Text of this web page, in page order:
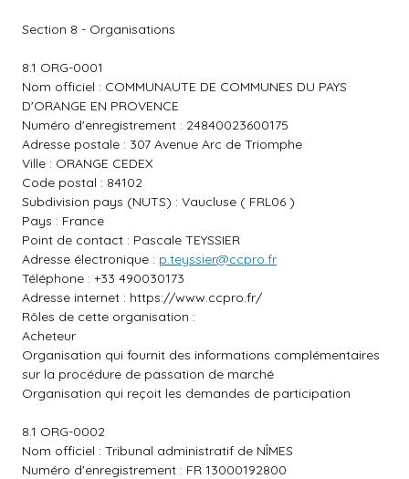
Section 8 - Organisations
8.1 ORG-0001
Nom officiel : COMMUNAUTE DE COMMUNES DU PAYS
D'ORANGE EN PROVENCE
Numéro d'enregistrement : 24840023600175
Adresse postale : 307 Avenue Arc de Triomphe
Ville : ORANGE CEDEX
Code postal : 84102
Subdivision pays (NUTS) : Vaucluse ( FRL06 )
Pays : France
Point de contact : Pascale TEYSSIER
Adresse électronique : p.teyssier@ccpro.fr
Téléphone : +33 490030173
Adresse internet : https://www.ccpro.fr/
Rôles de cette organisation :
Acheteur
Organisation qui fournit des informations complémentaires
sur la procédure de passation de marché
Organisation qui reçoit les demandes de participation
8.1 ORG-0002
Nom officiel : Tribunal administratif de NÎMES
Numéro d'enregistrement : FR 13000192800